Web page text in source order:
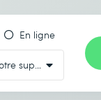
En ligne